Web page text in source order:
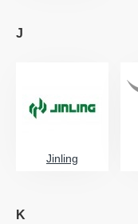
J
Jinling
K